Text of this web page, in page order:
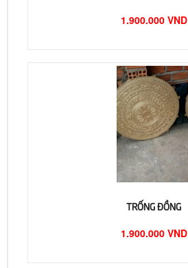
1.900.000 VND
TRỐNG ĐỒNG
1.900.000 VND